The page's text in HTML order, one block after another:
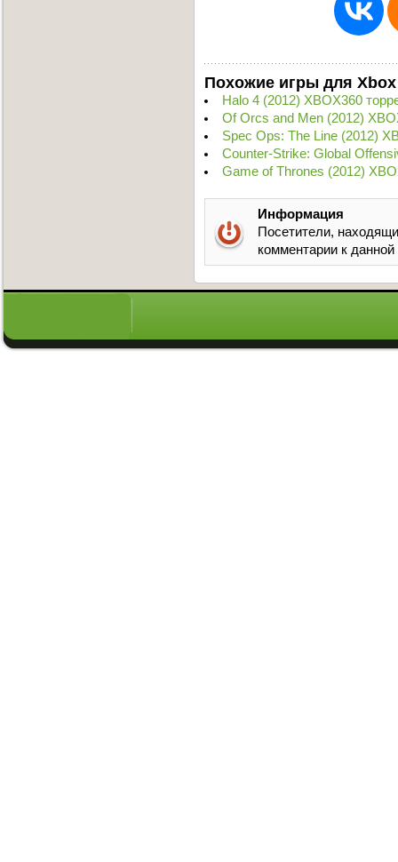
Похожие игры для Xbox
Halo 4 (2012) XBOX360
Of Orcs and Men (2012)
Spec Ops: The Line (2012)
Counter-Strike: Global
Game of Thrones (2012)
Информация
Посетители,
комментарии к